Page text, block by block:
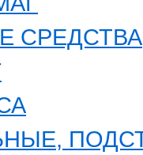
СРЕДСТВА